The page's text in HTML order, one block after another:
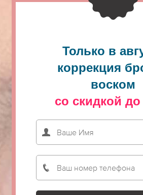
Только в
коррекция
воском
со скидкой до